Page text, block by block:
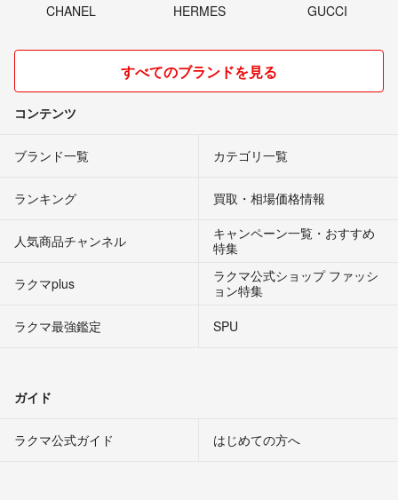
CHANEL HERMES GUCCI
すべてのブランドを見る
コンテンツ
ブランド一覧 カテゴリ一覧
ランキング 買取・相場価格情報
人気商品チャンネル
キャンペーン一覧・おすすめ
特集
ラクマplus
ラクマ公式ショップ ファッシ
ョン特集
ラクマ最強鑑定
SPU
ガイド
ラクマ公式ガイド はじめての方へ